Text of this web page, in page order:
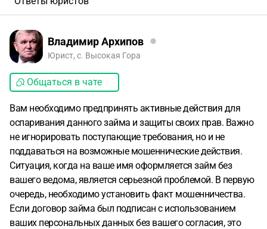
Владимир Архипов
Юрист, с. Высокая Гора
Общаться в чате
Вам необходимо предпринять активные действия для
оспаривания данного займа и защиты своих прав. Важно
не игнорировать поступающие требования, но и не
поддаваться на возможные мошеннические действия.
Ситуация, когда на ваше имя оформляется займ без
вашего ведома, является серьезной проблемой. В первую
очередь, необходимо установить факт мошенничества.
Если договор займа был подписан с использованием
ваших персональных данных без вашего согласия, это